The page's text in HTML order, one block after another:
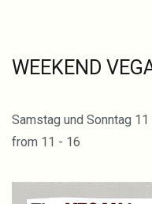
WEEKEND
Samstag und Sonntag
from 11 - 16